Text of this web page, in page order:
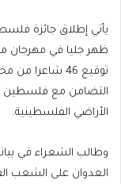
يأتي إطلاق جائزة
ظهر جليا في مهرجان
توقيع 46
التضامن مع فلسطين
الأراضي الفلسطينية.
وطالب الشعراء في
العدوان على الشعب